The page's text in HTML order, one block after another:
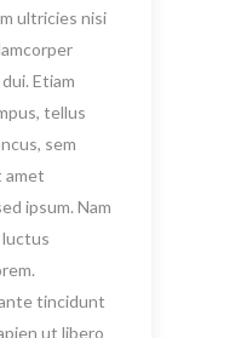
ultricies nisi
Etiam
tellus
sem
amet
ipsum. Nam
luctus
tincidunt
ut libero